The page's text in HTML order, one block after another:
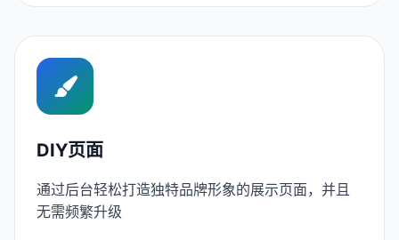
DIY页面
通过后台轻松打造独特品牌形象的展示页面，并且
无需频繁升级